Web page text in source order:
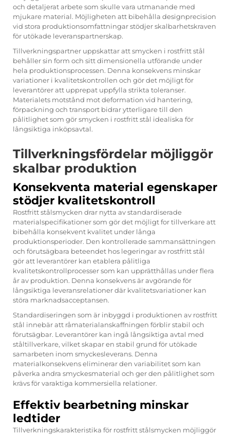
och detaljerat arbete som skulle vara utmanande med
mjukare material. Möjligheten att bibehålla designprecision
vid stora produktionsomfattningar stödjer skalbarhetskraven
för utökade leveranspartnerskap.
Tillverkningspartner uppskattar att smycken i rostfritt stål
behåller sin form och sitt dimensionella utförande under
hela produktionsprocessen. Denna konsekvens minskar
variationer i kvalitetskontrollen och gör det möjligt för
leverantörer att upprepat uppfylla strikta toleranser.
Materialets motstånd mot deformation vid hantering,
förpackning och transport bidrar ytterligare till den
pålitlighet som gör smycken i rostfritt stål idealiska för
långsiktiga inköpsavtal.
Tillverkningsfördelar möjliggör
skalbar produktion
Konsekventa material egenskaper
stödjer kvalitetskontroll
Rostfritt stålsmycken drar nytta av standardiserade
materialspecifikationer som gör det möjligt for tillverkare att
bibehålla konsekvent kvalitet under långa
produktionsperioder. Den kontrollerade sammansättningen
och förutsägbara beteendet hos legeringar av rostfritt stål
gör att leverantörer kan etablera pålitliga
kvalitetskontrollprocesser som kan upprätthållas under flera
år av produktion. Denna konsekvens är avgörande för
långsiktiga leveransrelationer där kvalitetsvariationer kan
störa marknadsacceptansen.
Standardiseringen som är inbyggd i produktionen av rostfritt
stål innebär att råmaterialanskaffningen förblir stabil och
förutsägbar. Leverantörer kan ingå långsiktiga avtal med
ståltillverkare, vilket skapar en stabil grund för utökade
samarbeten inom smyckesleverans. Denna
materialkonsekvens eliminerar den variabilitet som kan
påverka andra smyckesmaterial och ger den pålitlighet som
krävs för varaktiga kommersiella relationer.
Effektiv bearbetning minskar
ledtider
Tillverkningskarakteristika för rostfritt stålsmycken möjliggör